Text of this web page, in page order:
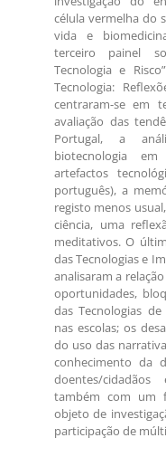
célula vermelha do
vida e
terceiro painel
Tecnologia e
Tecnologia:
centraram-se em
avaliação das
Portugal, a
biotecnologia
artefactos
português), a
registo menos
ciência, uma
meditativos. O
das Tecnologias e
analisaram a
oportunidades,
das Tecnologias
nas escolas; os
do uso das
conhecimento da
doentes/cidadãos
também com um
objeto de
participação de